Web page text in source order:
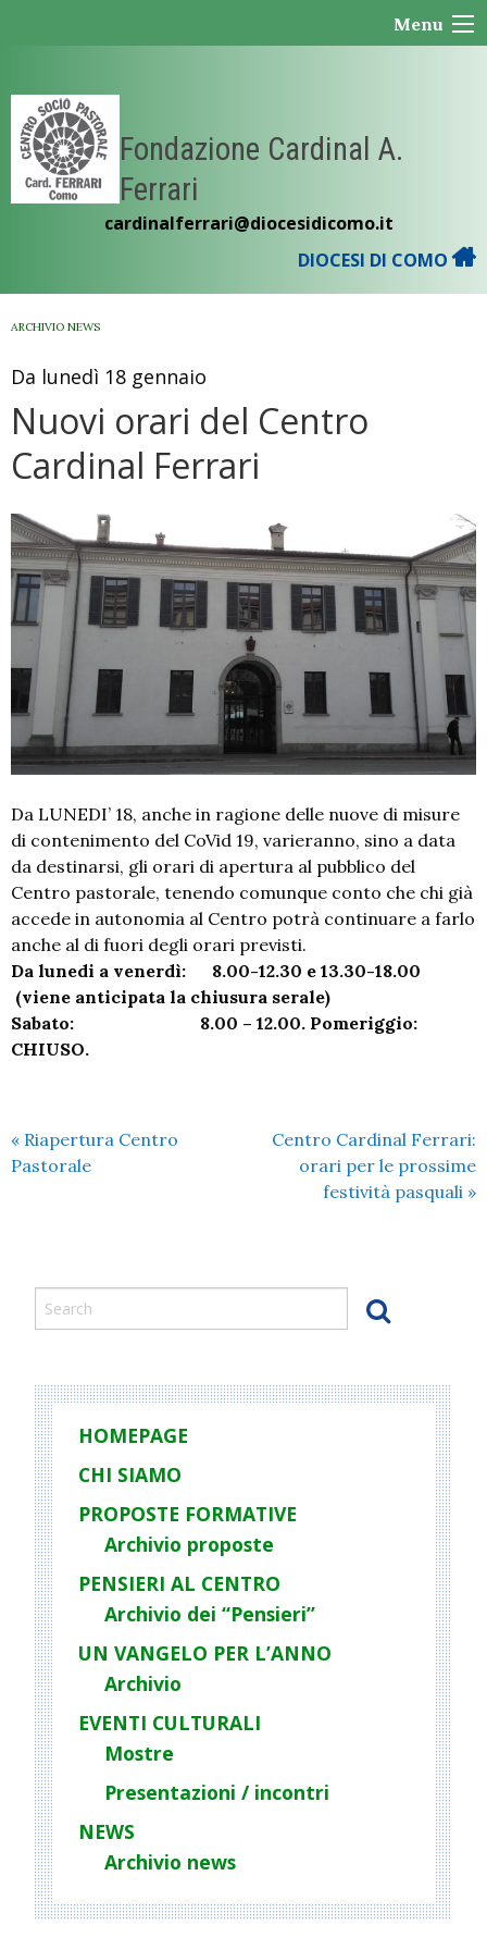
Menu
Fondazione Cardinal A.
Ferrari
cardinalferrari@diocesidicomo.it
DIOCESI DI COMO
ARCHIVIO NEWS
Da lunedì 18 gennaio
Nuovi orari del Centro
Cardinal Ferrari
Da LUNEDI’ 18, anche in ragione delle nuove di misure
di contenimento del CoVid 19, varieranno, sino a data
da destinarsi, gli orari di apertura al pubblico del
Centro pastorale, tenendo comunque conto che chi già
accede in autonomia al Centro potrà continuare a farlo
anche al di fuori degli orari previsti.
Da lunedi a venerdì: 8.00-12.30 e 13.30-18.00
(viene anticipata la chiusura serale)
Sabato: 8.00 – 12.00. Pomeriggio:
CHIUSO.
« Riapertura Centro
Pastorale
Centro Cardinal Ferrari:
orari per le prossime
festività pasquali »
HOMEPAGE
CHI SIAMO
PROPOSTE FORMATIVE
Archivio proposte
PENSIERI AL CENTRO
Archivio dei “Pensieri”
UN VANGELO PER L’ANNO
Archivio
EVENTI CULTURALI
Mostre
Presentazioni / incontri
NEWS
Archivio news